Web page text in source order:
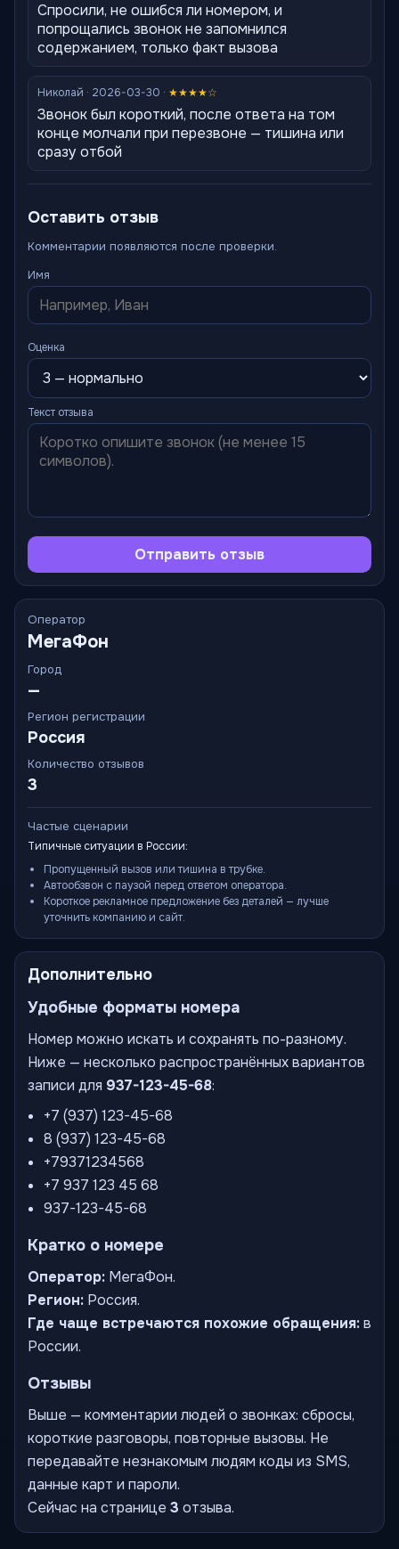
Спросили, не ошибся ли номером, и
попрощались звонок не запомнился
содержанием, только факт вызова
Николай · 2026-03-30 · ★★★★☆
Звонок был короткий, после ответа на том
конце молчали при перезвоне — тишина или
сразу отбой
Оставить отзыв
Комментарии появляются после проверки.
Имя
Оценка
Текст отзыва
Отправить отзыв
Оператор
МегаФон
Город
—
Регион регистрации
Россия
Количество отзывов
3
Частые сценарии
Типичные ситуации в России:
Пропущенный вызов или тишина в трубке.
Автообзвон с паузой перед ответом оператора.
Короткое рекламное предложение без деталей — лучше
уточнить компанию и сайт.
Дополнительно
Удобные форматы номера
Номер можно искать и сохранять по-разному.
Ниже — несколько распространённых вариантов
записи для 937-123-45-68:
+7 (937) 123-45-68
8 (937) 123-45-68
+79371234568
+7 937 123 45 68
937-123-45-68
Кратко о номере
Оператор: МегаФон.
Регион: Россия.
Где чаще встречаются похожие обращения:в
России.
Отзывы
Выше — комментарии людей о звонках: сбросы,
короткие разговоры, повторные вызовы. Не
передавайте незнакомым людям коды из SMS,
данные карт и пароли.
Сейчас на странице 3 отзыва.